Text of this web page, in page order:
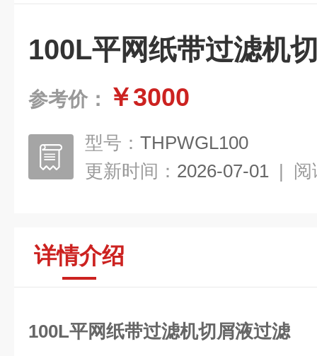
100L平网纸带过滤机
参考价： ￥3000
型号： THPWGL100
更新时间： 2026-07-01 | 阅
详情介绍
100L平网纸带过滤机切屑液过滤